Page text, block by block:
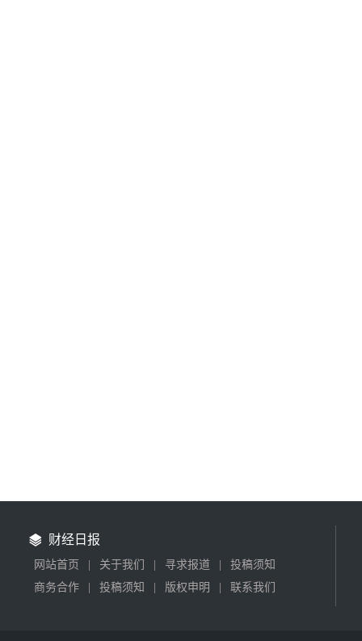
财经日报
网站首页 关于我们 寻求报道
投稿须知
商务合作
投稿须知 版权申明 联系我们